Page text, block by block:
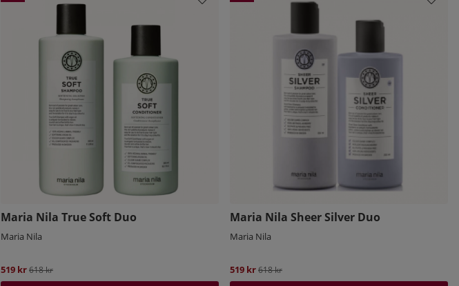
Maria Nila True Soft Duo
Maria Nila
519 krOrdinarie pris:
618 kr
Maria Nila Sheer Silver Duo
Maria Nila
519 krOrdinarie pris:
618 kr